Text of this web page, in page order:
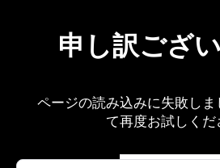
申し訳ござ
ページの読み込みに失敗し
て再度お試しくだ